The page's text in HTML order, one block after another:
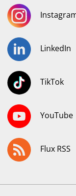
LinkedIn
TikTok
YouTube
Flux RSS